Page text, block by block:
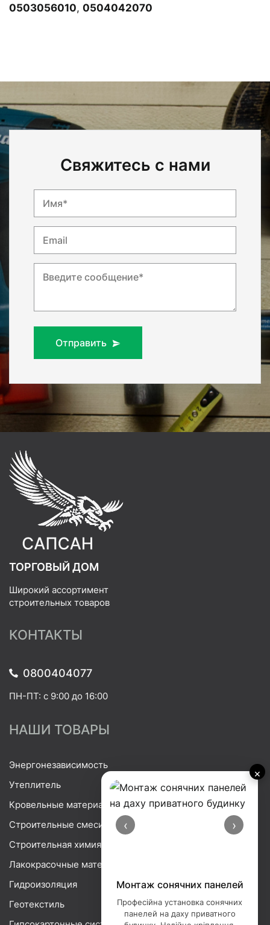
×
‹ ›
Монтаж сонячних панелей
Професійна установка сонячних
панелей на даху приватного
0503056010, 0504042070
Свяжитесь с нами
Имя*
Email
Введите сообщение*
Отправить
ТОРГОВЫЙ ДОМ
Широкий ассортимент
строительных товаров
КОНТАКТЫ
0800404077
ПН-ПТ: с 9:00 до 16:00
НАШИ ТОВАРЫ
Энергонезависимость
Утеплитель
Кровельные материалы
Строительные смеси
Строительная химия
Лакокрасочные материалы
Гидроизоляция
Геотекстиль